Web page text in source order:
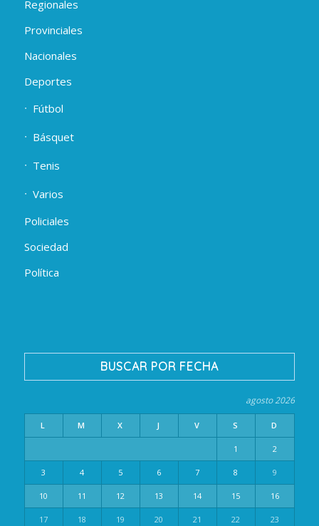
Regionales
Provinciales
Nacionales
Deportes
Fútbol
Básquet
Tenis
Varios
Policiales
Sociedad
Política
BUSCAR POR FECHA
agosto 2026
L M X J V S D
1 2
3 4 5 6 7 8 9
10 11 12 13 14 15 16
17 18 19 20 21 22 23